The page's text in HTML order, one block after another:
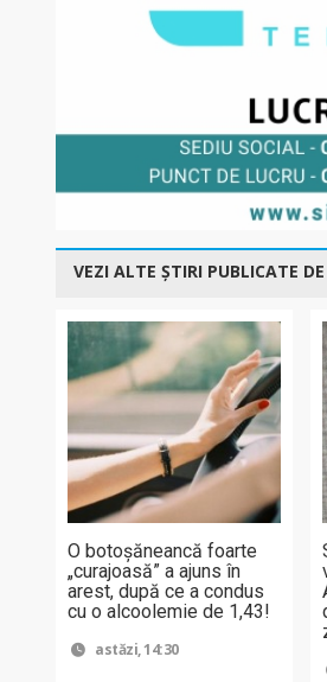
VEZI ALTE ȘTIRI PUBLICATE
O botoșăneancă foarte
„curajoasă” a ajuns în
arest, după ce a condus
cu o alcoolemie de 1,43!
astăzi, 14:30